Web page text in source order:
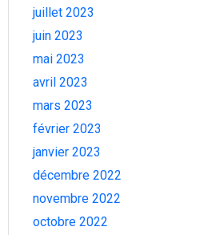
juillet 2023
juin 2023
mai 2023
avril 2023
mars 2023
février 2023
janvier 2023
décembre 2022
novembre 2022
octobre 2022